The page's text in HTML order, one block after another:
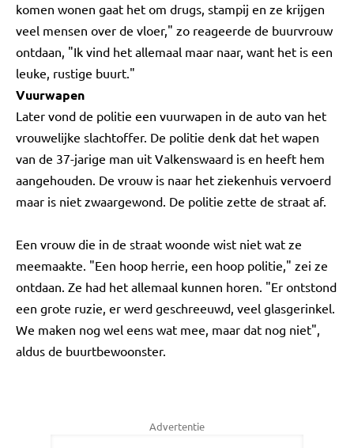
komen wonen gaat het om drugs, stampij en ze krijgen
veel mensen over de vloer," zo reageerde de buurvrouw
ontdaan, "Ik vind het allemaal maar naar, want het is een
leuke, rustige buurt."
Vuurwapen
Later vond de politie een vuurwapen in de auto van het
vrouwelijke slachtoffer. De politie denk dat het wapen
van de 37-jarige man uit Valkenswaard is en heeft hem
aangehouden. De vrouw is naar het ziekenhuis vervoerd
maar is niet zwaargewond. De politie zette de straat af.
Een vrouw die in de straat woonde wist niet wat ze
meemaakte. "Een hoop herrie, een hoop politie," zei ze
ontdaan. Ze had het allemaal kunnen horen. "Er ontstond
een grote ruzie, er werd geschreeuwd, veel glasgerinkel.
We maken nog wel eens wat mee, maar dat nog niet",
aldus de buurtbewoonster.
Advertentie